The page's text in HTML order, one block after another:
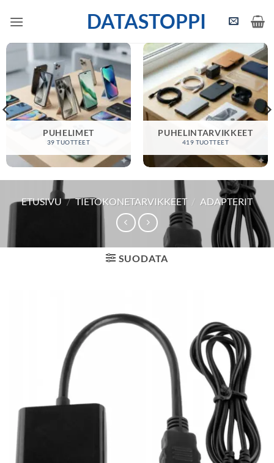
DATASTOPPI
PUHELIMET
39 TUOTTEET
PUHELINTARVIKKEET
419 TUOTTEET
ETUSIVU / TIETOKONETARVIKKEET / ADAPTERIT
SUODATA